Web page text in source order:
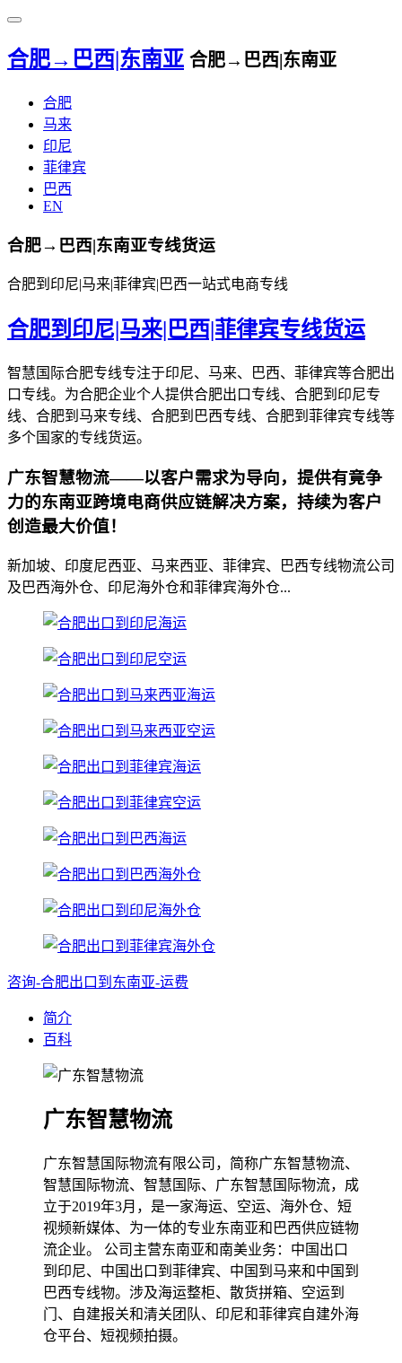
合肥→巴西|东南亚 合肥→巴西|东南亚
合肥
马来
印尼
菲律宾
巴西
EN
合肥→巴西|东南亚专线货运
合肥到印尼|马来|菲律宾|巴西一站式电商专线
合肥到印尼|马来|巴西|菲律宾专线货运
智慧国际合肥专线专注于印尼、马来、巴西、菲律宾等合肥出
口专线。为合肥企业个人提供合肥出口专线、合肥到印尼专
线、合肥到马来专线、合肥到巴西专线、合肥到菲律宾专线等
多个国家的专线货运。
广东智慧物流——以客户需求为导向，提供有竟争
力的东南亚跨境电商供应链解决方案，持续为客户
创造最大价值！
新加坡、印度尼西亚、马来西亚、菲律宾、巴西专线物流公司
及巴西海外仓、印尼海外仓和菲律宾海外仓...
咨询-合肥出口到东南亚-运费
简介
百科
广东智慧物流
广东智慧国际物流有限公司，简称广东智慧物流、
智慧国际物流、智慧国际、广东智慧国际物流，成
立于2019年3月，是一家海运、空运、海外仓、短
视频新媒体、为一体的专业东南亚和巴西供应链物
流企业。 公司主营东南亚和南美业务：中国出口
到印尼、中国出口到菲律宾、中国到马来和中国到
巴西专线物。涉及海运整柜、散货拼箱、空运到
门、自建报关和清关团队、印尼和菲律宾自建外海
仓平台、短视频拍摄。